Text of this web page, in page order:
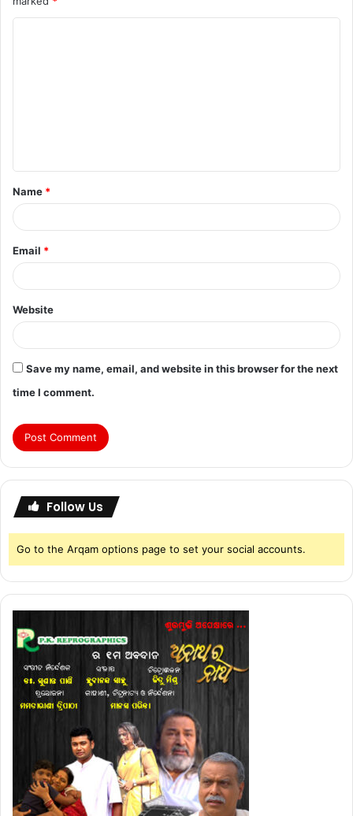
Name *
Email *
Website
Save my name, email, and website in this browser for the next
time I comment.
Follow Us
Go to the Arqam options page to set your social accounts.